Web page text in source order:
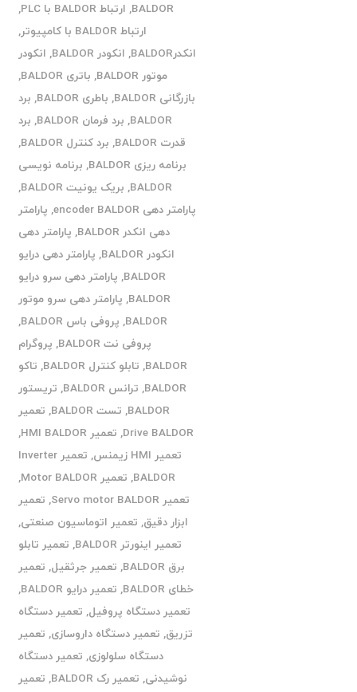
BALDOR
, ارتباط BALDOR با PLC
,
ارتباط BALDOR با کامپیوتر
,
انکدرBALDOR
, انکودر BALDOR , انکودر
موتور BALDOR
, باتری BALDOR
,
بازرگانی BALDOR
, باطری BALDOR , برد
BALDOR
, برد فرمان BALDOR , برد
قدرت BALDOR
, برد کنترل BALDOR
,
برنامه ریزی BALDOR
, برنامه نویسی
BALDOR
, بریک یونیت BALDOR
,
پارامتر دهی encoder BALDOR
, پارامتر
دهی انکدر BALDOR
, پارامتر دهی
انکودر BALDOR
, پارامتر دهی درایو
BALDOR
, پارامتر دهی سرو درایو
BALDOR
, پارامتر دهی سرو موتور
BALDOR
, پروفی باس BALDOR
,
پروفی نت BALDOR
, پروگرام
BALDOR
, تابلو کنترل BALDOR , تاکو
BALDOR
, ترانس BALDOR , تریستور
BALDOR
, تست BALDOR , تعمیر
Drive BALDOR
, تعمیر HMI BALDOR
,
تعمیر HMI زیمنس
,
تعمیر Inverter
BALDOR
, تعمیر Motor BALDOR
,
تعمیر Servo motor BALDOR
, تعمیر
ابزار دقیق, تعمیر اتوماسیون صنعتی,
تعمیر اینورتر BALDOR
, تعمیر تابلو
برق BALDOR
, تعمیر جرثقیل, تعمیر
خطای BALDOR
, تعمیر درایو BALDOR
,
تعمیر دستگاه پروفیل, تعمیر دستگاه
تزریق, تعمیر دستگاه داروسازی, تعمیر
دستگاه سلولوزی, تعمیر دستگاه
نوشیدنی, تعمیر رک BALDOR , تعمیر